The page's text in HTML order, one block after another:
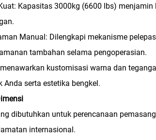
Kapasitas 3000kg (6600 lbs) menjamin
Manual: Dilengkapi mekanisme
tambahan selama pengoperasian.
kustomisasi warna dan
Anda serta estetika bengkel.
dibutuhkan untuk perencanaan
internasional.